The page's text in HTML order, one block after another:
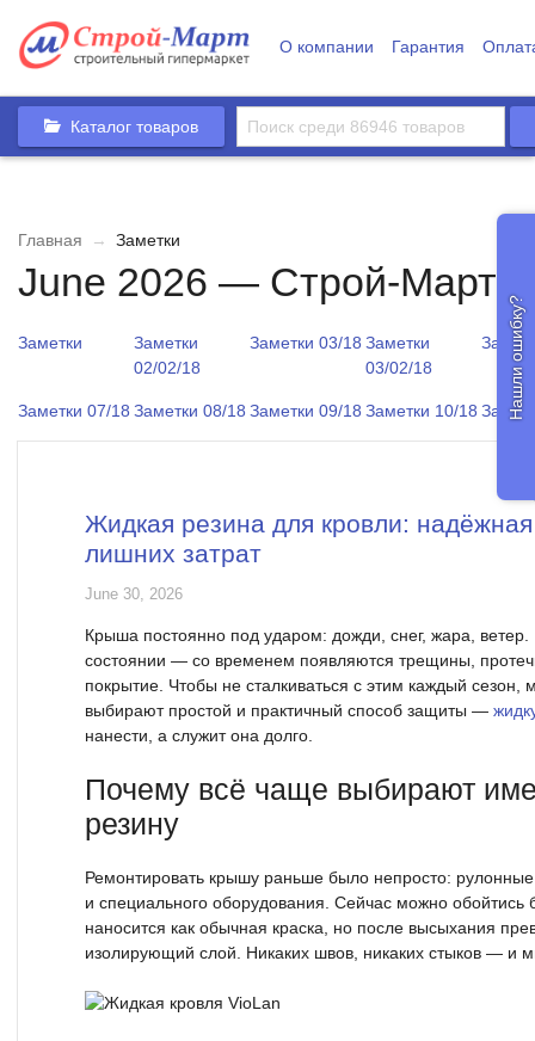
О компании Гарантия
Каталог товаров
Главная → Заметки
June 2026 — Строй-Март
Заметки
Заметки
02/02/18
Заметки 03/18 Заметки
03/02/18
Заметки 07/18 Заметки 08/18 Заметки 09/18 Заметки 10/18
Жидкая резина для кровли:
лишних затрат
June 30, 2026
Крыша постоянно под ударом: дожди, снег, жара, ветер.
состоянии — со временем появляются трещины,
покрытие. Чтобы не сталкиваться с этим каждый сезон,
выбирают простой и практичный способ защиты —
нанести, а служит она долго.
Почему всё чаще выбирают
резину
Ремонтировать крышу раньше было непросто:
и специального оборудования. Сейчас можно обойтись
наносится как обычная краска, но после высыхания
изолирующий слой. Никаких швов, никаких стыков — и
Нашли ошибку?